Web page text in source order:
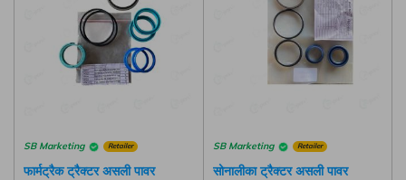
Don't show this popup again
SB Marketing Retailer
फार्मट्रैक ट्रैक्टर असली पावर
SB Marketing Retailer
सोनालीका ट्रैक्टर असली पावर